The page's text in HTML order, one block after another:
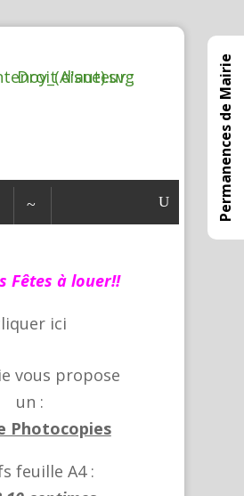
~ Permanences de Mairie
Fêtes à louer!!
ici
vous propose
un :
Photocopies
feuille A4 :